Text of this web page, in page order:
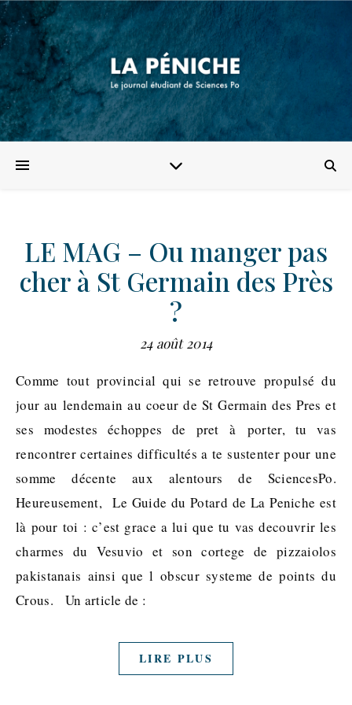
LE MAG – Ou manger pas
cher à St Germain des Près
?
24 août 2014
Comme tout provincial qui se retrouve propulsé du
jour au lendemain au coeur de St Germain des Pres et
ses modestes échoppes de pret à porter, tu vas
rencontrer certaines difficultés a te sustenter pour une
somme décente aux alentours de SciencesPo.
Heureusement, Le Guide du Potard de La Peniche est
là pour toi : c’est grace a lui que tu vas decouvrir les
charmes du Vesuvio et son cortege de pizzaiolos
pakistanais ainsi que l obscur systeme de points du
Crous. Un article de :
LIRE PLUS